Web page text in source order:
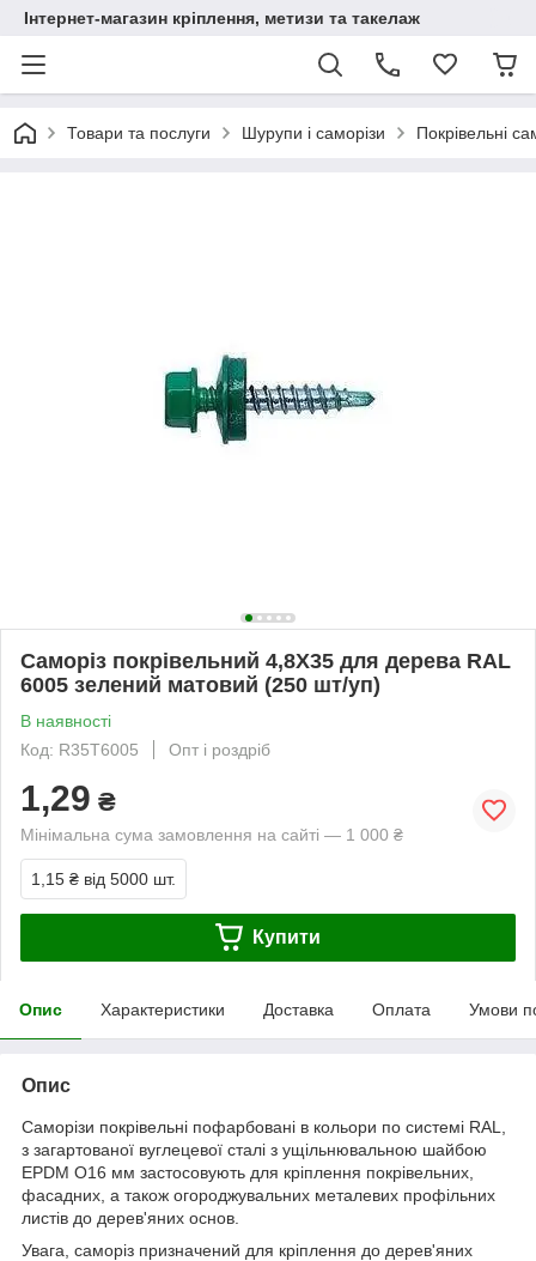
Інтернет-магазин кріплення, метизи та такелаж
Товари та послуги Шурупи і саморізи Покрівельні
Саморіз покрівельний 4,8Х35 для дерева RAL
6005 зелений матовий (250 шт/уп)
В наявності
Код: R35T6005
Опт і роздріб
1,29 ₴
Мінімальна сума замовлення на сайті — 1 000 ₴
1,15 ₴ від 5000 шт.
Купити
Опис Характеристики Доставка Оплата Умови
Опис
Саморізи покрівельні пофарбовані в кольори по системі RAL,
з загартованої вуглецевої сталі з ущільнювальною шайбою
EPDM O16 мм застосовують для кріплення покрівельних,
фасадних, а також огороджувальних металевих профільних
листів до дерев'яних основ.
Увага, саморіз призначений для кріплення до дерев'яних